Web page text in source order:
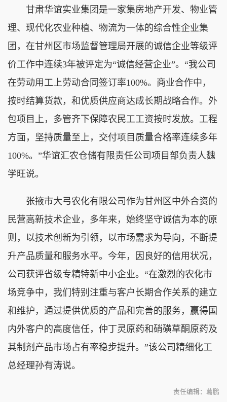
甘肃华谊实业集团是一家集房地产开发、物业管
理、现代化农业种植、物流为一体的综合性企业集
团，在甘州区市场监督管理局开展的诚信企业等级评
价工作中连续3年被评定为“诚信经营企业”。“我公司
在劳动用工上劳动合同签订率100%。商业合作中，
按时结算货款，和优质供应商达成长期战略合作。外
包项目上，多管齐下保障农民工工资按时发放。工程
方面，坚持质量至上，交付项目质量合格率连续多年
100%。”华谊汇农仓储有限责任公司项目部负责人魏
学旺说。
张掖市大弓农化有限公司作为甘州区中外合资的
民营高新技术企业，多年来，始终坚守诚信为本的原
则，以技术创新为引领，以市场需求为导向，不断提
升产品质量和服务水平。今年，因良好的信用状况，
公司获评省级专精特新中小企业。“在激烈的农化市
场竞争中，我们特别注重与客户长期合作关系的建立
和维护，通过提供优质的产品和完善的服务，赢得国
内外客户的高度信任，仲丁灵原药和硝磺草酮原药及
其制剂产品市场占有率稳步提升。”该公司精细化工
总经理孙有涛说。
责任编辑：葛鹏